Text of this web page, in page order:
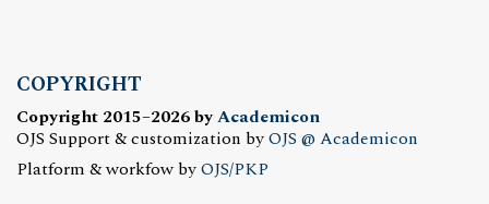
COPYRIGHT
Copyright 2015–2026 byAcademicon
OJS Support & customization byOJS @ Academicon
Platform & workfow byOJS/PKP